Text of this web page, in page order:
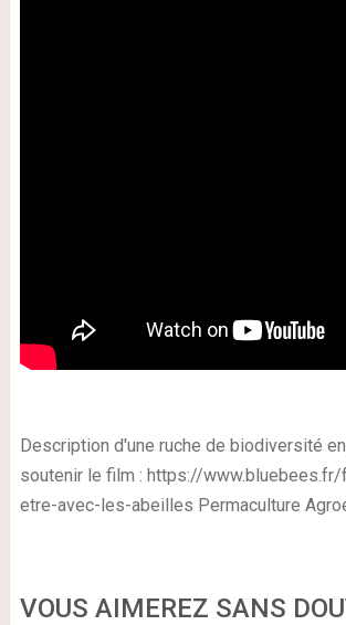
Description d'une ruche de biodiversité
soutenir le film : https://
etre-avec-les-abeilles Permaculture
VOUS AIMEREZ SANS